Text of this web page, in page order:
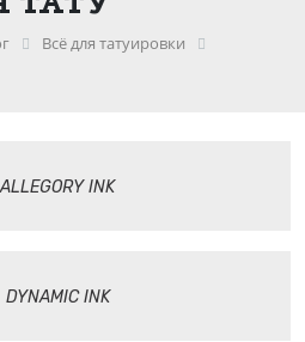
Всё для татуировки
ALLEGORY INK
DYNAMIC INK